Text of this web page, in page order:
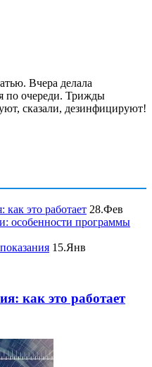
Вчера делала
по очереди. Трижды
сказали, дезинфицируют!
как это работает 28.Фев
особенности программы
15.Янв
как это работает